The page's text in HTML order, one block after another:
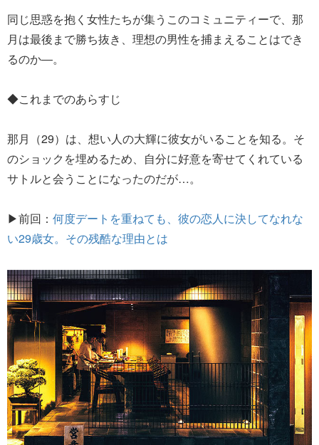
同じ思惑を抱く女性たちが集うこのコミュニティーで、那
月は最後まで勝ち抜き、理想の男性を捕まえることはでき
るのか―。
◆これまでのあらすじ
那月（29）は、想い人の大輝に彼女がいることを知る。そ
のショックを埋めるため、自分に好意を寄せてくれている
サトルと会うことになったのだが…。
▶前回： 何度デートを重ねても、彼の恋人に決してなれな
い29歳女。その残酷な理由とは